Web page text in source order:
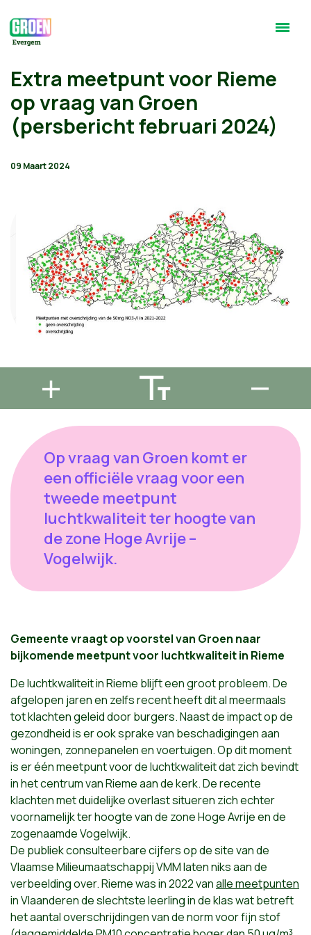
Extra meetpunt voor Rieme
op vraag van Groen
(persbericht februari 2024)
09 Maart 2024
Op vraag van Groen komt er
een officiële vraag voor een
tweede meetpunt
luchtkwaliteit ter hoogte van
de zone Hoge Avrije –
Vogelwijk.
Gemeente vraagt op voorstel van Groen naar
bijkomende meetpunt voor luchtkwaliteit in Rieme
De luchtkwaliteit in Rieme blijft een groot probleem. De
afgelopen jaren en zelfs recent heeft dit al meermaals
tot klachten geleid door burgers. Naast de impact op de
gezondheid is er ook sprake van beschadigingen aan
woningen, zonnepanelen en voertuigen. Op dit moment
is er één meetpunt voor de luchtkwaliteit dat zich bevindt
in het centrum van Rieme aan de kerk. De recente
klachten met duidelijke overlast situeren zich echter
voornamelijk ter hoogte van de zone Hoge Avrije en de
zogenaamde Vogelwijk.
De publiek consulteerbare cijfers op de site van de
Vlaamse Milieumaatschappij VMM laten niks aan de
verbeelding over. Rieme was in 2022 vanalle meetpunten
in Vlaanderen de slechtste leerling in de klas wat betreft
het aantal overschrijdingen van de norm voor fijn stof